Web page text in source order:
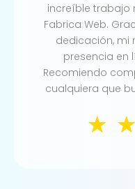
increíble trabajo
Fabrica Web.
dedicación, mi
presencia en
Recomiendo
cualquiera que
☆ ☆